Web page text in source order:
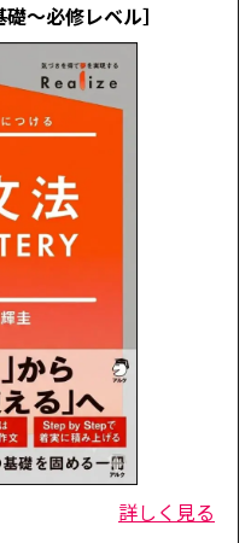
～必修レベル］
詳しく見る